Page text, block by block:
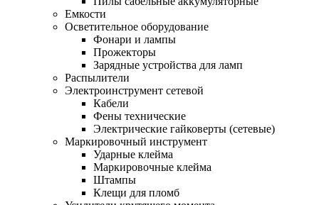
Емкости
Осветительное оборудование
Фонари и лампы
Прожекторы
Зарядные устройства для ламп
Распылители
Электроинструмент сетевой
Кабели
Фены технические
Электрические гайковерты (сетевые)
Маркировочный инструмент
Ударные клейма
Маркировочные клейма
Штампы
Клещи для пломб